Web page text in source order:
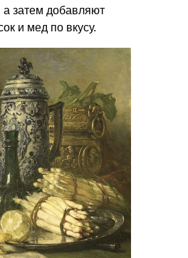
а затем добавляют
и мед по вкусу.